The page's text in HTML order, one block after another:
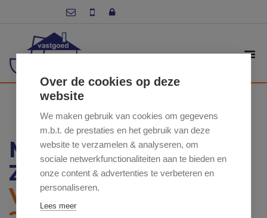
MEIRE 61 / 1, 9620
ZOTTEGEM
VRAAGPRIJS: €
Over de cookies op deze
website
We maken gebruik van cookies om gegevens
m.b.t. de prestaties en het gebruik van deze
website te verzamelen & analyseren, om
sociale netwerkfunctionaliteiten aan te bieden en
onze content & advertenties te verbeteren en
personaliseren.
Lees meer